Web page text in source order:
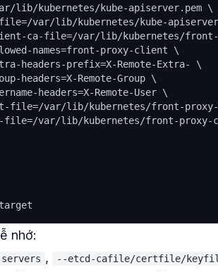
lib/kubernetes/kube-apiserver.pem \
var/lib/kubernetes/kube-
ca-file=/var/lib/kubernetes/
names=front-proxy-client \
headers-prefix=X-Remote-Extra- \
headers=X-Remote-Group \
headers=X-Remote-User \
file=/var/lib/kubernetes/front-
var/lib/kubernetes/front-proxy-
nhớ:
, --etcd-cafile/certfile/